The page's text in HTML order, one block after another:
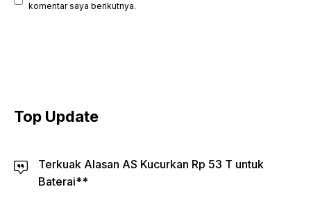
komentar saya berikutnya.
Top Update
Terkuak Alasan AS Kucurkan Rp 53 T untuk
Baterai**